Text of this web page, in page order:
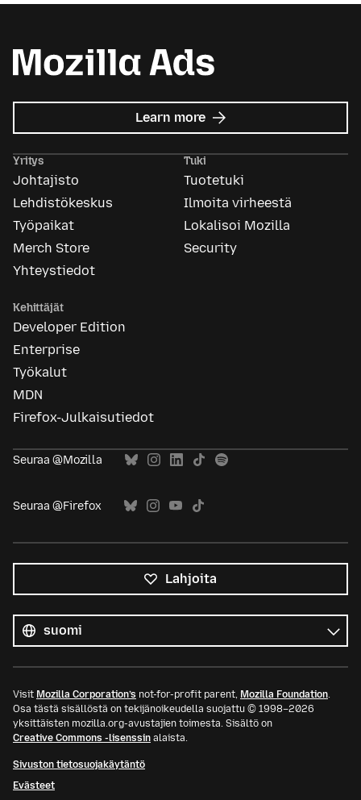
Learn more about
Mozilla
Yritys
Johtajisto
Lehdistökeskus
Työpaikat
Merch Store
Yhteystiedot
Tuki
Tuotetuki
Ilmoita virheestä
Lokalisoi Mozilla
Security
Kehittäjät
Developer Edition
Enterprise
Työkalut
MDN
Firefox-Julkaisutiedot
Seuraa @Mozilla
Seuraa @Firefox
Lahjoita
kielet
Kieli
Visit Mozilla Corporation’s not-for-profit parent, Mozilla Foundation.
Osa tästä sisällöstä on tekijänoikeudella suojattu © 1998–2026
yksittäisten mozilla.org-avustajien toimesta. Sisältö on
Creative Commons -lisenssin alaista.
Sivuston tietosuojakäytäntö
Evästeet